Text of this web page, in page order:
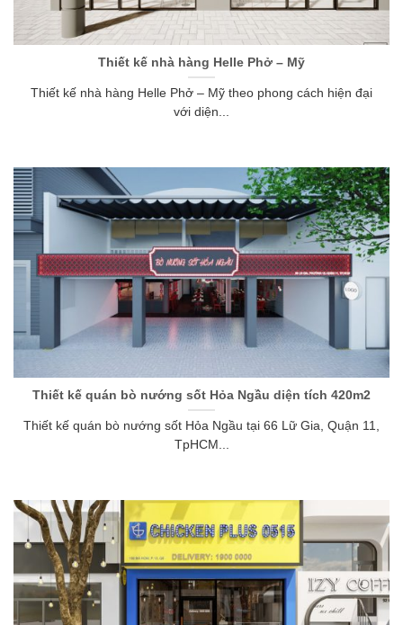
Thiết kế nhà hàng Helle Phở – Mỹ
Thiết kế nhà hàng Helle Phở – Mỹ theo phong cách hiện đại
với diện...
Thiết kế quán bò nướng sốt Hỏa Ngầu diện tích 420m2
Thiết kế quán bò nướng sốt Hỏa Ngầu tại 66 Lữ Gia, Quận 11,
TpHCM...